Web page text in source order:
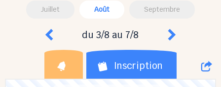
Juillet Août Septembre
du 3/8 au 7/8
Inscription